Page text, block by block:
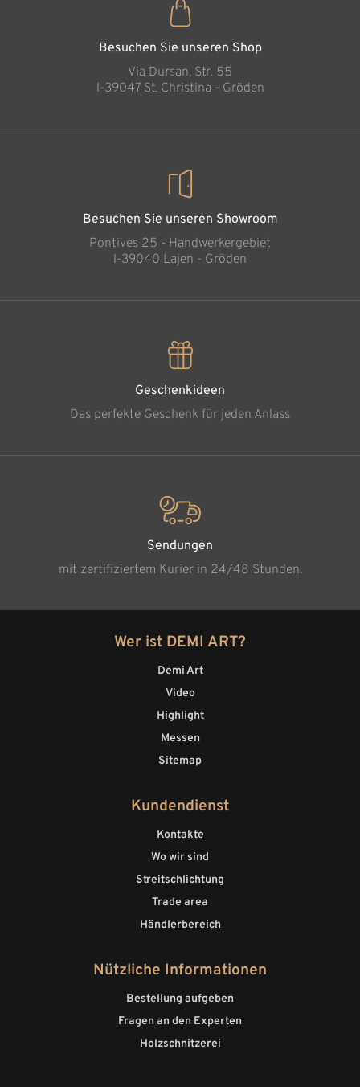
Besuchen Sie unseren Shop
Via Dursan, Str. 55
l-39047 St. Christina - Gröden
Besuchen Sie unseren Showroom
Pontives 25 - Handwerkergebiet
l-39040 Lajen - Gröden
Geschenkideen
Das perfekte Geschenk für jeden Anlass
Sendungen
mit zertifiziertem Kurier in 24/48 Stunden.
Wer ist DEMI ART?
Demi Art
Video
Highlight
Messen
Sitemap
Kundendienst
Kontakte
Wo wir sind
Streitschlichtung
Trade area
Händlerbereich
Nützliche Informationen
Bestellung aufgeben
Fragen an den Experten
Holzschnitzerei